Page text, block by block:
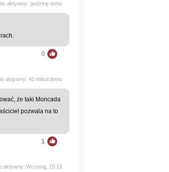
aktywny: godzinę temu
0
aktywny: 41 minut temu
że taki Moncada
pozwala na to
1
aktywny: Wczoraj, 15:13